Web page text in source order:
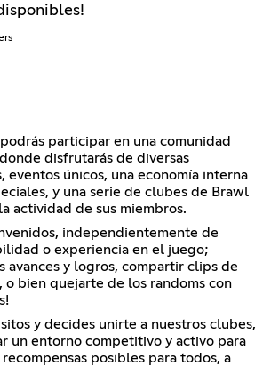
participar en una comunidad
disfrutarás de diversas
eventos únicos, una economía interna
y una serie de clubes de Brawl
actividad de sus miembros.
independientemente de
o experiencia en el juego;
avances y logros, compartir clips de
o bien quejarte de los randoms con
y decides unirte a nuestros clubes,
un entorno competitivo y activo para
posibles para todos, a